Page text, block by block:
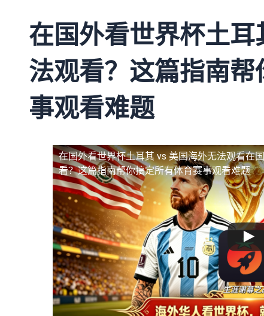
在国外看世界杯土耳
法观看？这篇指南
事观看难题
在国外看世界杯土耳其 vs 美国海外无法观看在
看？这篇指南帮你搞定所有体育赛事观看难题